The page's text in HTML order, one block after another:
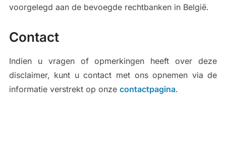
voorgelegd aan de bevoegde rechtbanken in België.
Contact
Indien u vragen of opmerkingen heeft over deze
disclaimer, kunt u contact met ons opnemen via de
informatie verstrekt op onze contactpagina.